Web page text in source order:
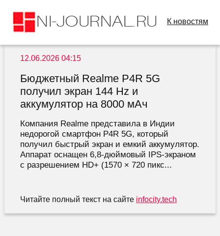
К новостям
12.06.2026 04:15
Бюджетный Realme P4R 5G
получил экран 144 Hz и
аккумулятор на 8000 мАч
Компания Realme представила в Индии
недорогой смартфон P4R 5G, который
получил быстрый экран и емкий аккумулятор.
Аппарат оснащен 6,8-дюймовый IPS-экраном
с разрешением HD+ (1570 × 720 пикс...
Читайте полный текст на сайте infocity.tech